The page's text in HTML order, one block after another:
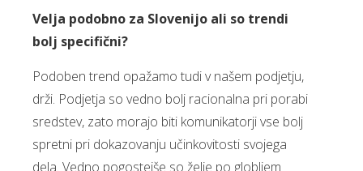
Velja podobno za Slovenijo ali so trendi
bolj specifični?
Podoben trend opažamo tudi v našem podjetju,
drži. Podjetja so vedno bolj racionalna pri porabi
sredstev, zato morajo biti komunikatorji vse bolj
spretni pri dokazovanju učinkovitosti svojega
dela. Vedno pogostejše so želje po globljem